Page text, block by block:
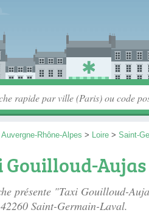
Auvergne-Rhône-Alpes > Loire > Saint-
Gouilloud-Aujas
présente "Taxi Gouilloud-
Saint-Germain-Laval.